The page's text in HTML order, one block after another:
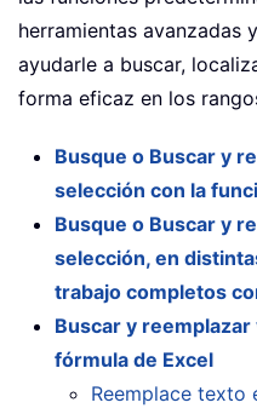
herramientas
ayudarle a buscar,
forma eficaz en los
Busque o Buscar y
selección con la
Busque o Buscar y
selección, en
trabajo completos
Buscar y
fórmula de Excel
Reemplace texto